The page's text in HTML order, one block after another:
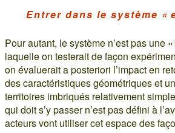
Entrer dans le système «
Pour autant, le système n’est pas une
laquelle on testerait de façon
on évaluerait a posteriori l’impact en
des caractéristiques géométriques et
territoires imbriqués relativement
qui doit s’y passer n’est pas défini à
acteurs vont utiliser cet espace des